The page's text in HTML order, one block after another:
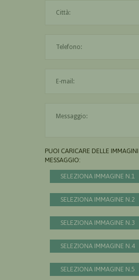
PUOI CARICARE DELLE IMMAGINI
MESSAGGIO:
SELEZIONA IMMAGINE N.1
SELEZIONA IMMAGINE N.2
SELEZIONA IMMAGINE N.3
SELEZIONA IMMAGINE N.4
SELEZIONA IMMAGINE N.5